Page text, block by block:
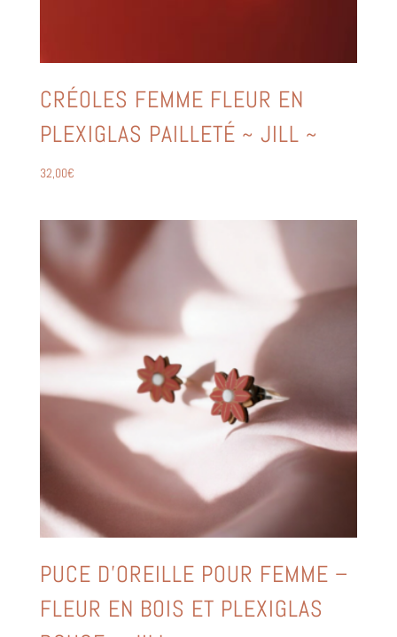
CRÉOLES FEMME FLEUR EN
PLEXIGLAS PAILLETÉ ~ JILL ~
32,00€
PUCE D’OREILLE POUR FEMME –
FLEUR EN BOIS ET PLEXIGLAS